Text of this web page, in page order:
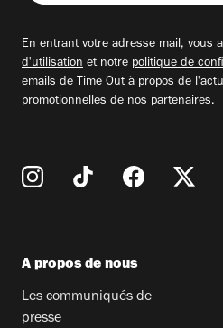
adresse
En entrant votre adresse mail, vous
d'utilisation et notre politique de
emails de Time Out à propos de
promotionnelles de nos partenaires.
A propos de nous
Les communiqués de
presse